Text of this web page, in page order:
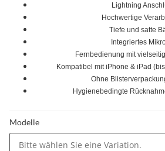
Lightning
Hochwertige
Tiefe und satte
Integriertes
Fernbedienung mit
Kompatibel mit iPhone & iPad
Ohne
Hygienebedingte
Modelle
Bitte wählen Sie eine Variation.